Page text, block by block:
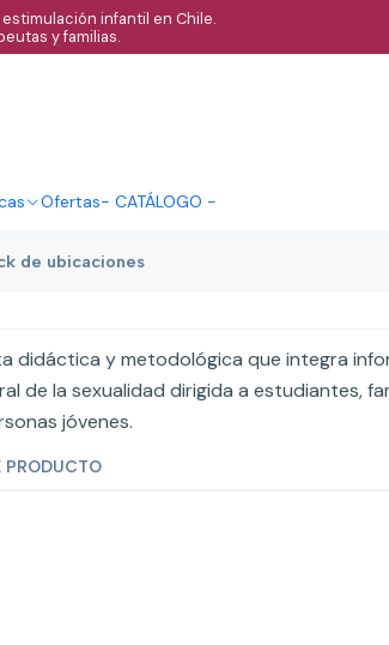
Ofertas- CATÁLOGO -
infantil en Chile.
y familias.
en adolescentes
Cotizar
de ubicaciones
didáctica y metodológica que integra
de la sexualidad dirigida a estudiantes,
jóvenes.
PRODUCTO